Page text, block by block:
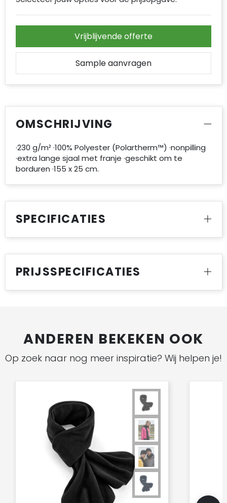
Vrijblijvende offerte
Sample aanvragen
OMSCHRIJVING
·230 g/m² ·100% Polyester (Polartherm™) ·nonpilling
·extra lange sjaal met franje ·geschikt om te
borduren ·155 x 25 cm.
SPECIFICATIES
PRIJSSPECIFICATIES
ANDEREN BEKEKEN OOK
Op zoek naar nog meer inspiratie? Wij helpen je!